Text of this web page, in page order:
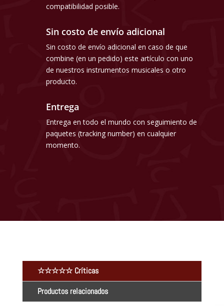
compatibilidad posible.
Sin costo de envío adicional
Sin costo de envío adicional en caso de que
combine (en un pedido) este artículo con uno
de nuestros instrumentos musicales o otro
producto.
Entrega
Entrega en todo el mundo con seguimiento de
paquetes (tracking number) en cualquier
momento.
☆☆☆☆☆ Críticas
Productos relacionados